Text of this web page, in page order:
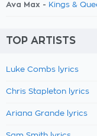
Ava Max - Kings &
TOP ARTISTS
Luke Combs lyrics
Chris Stapleton lyrics
Ariana Grande lyrics